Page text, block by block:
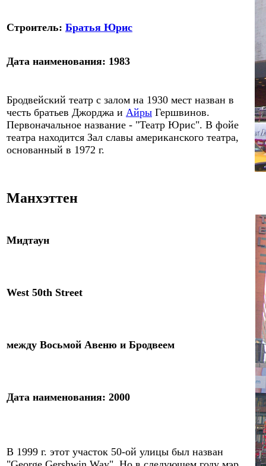
Строитель: Братья Юрис
Дата наименования: 1983
Бродвейский театр с залом на 1930 мест назван в
честь братьев Джорджа и Айры Гершвинов.
Первоначальное название - "Театр Юрис". В фойе
театра находится Зал славы американского театра,
основанный в 1972 г.
Манхэттен
Мидтаун
West 50th Street
между Восьмой Авеню и Бродвеем
Дата наименования: 2000
В 1999 г. этот участок 50-ой улицы был назван